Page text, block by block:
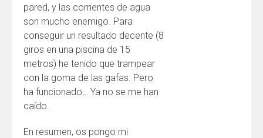
pared, y las corrientes de agua
son mucho enemigo. Para
conseguir un resultado decente (8
giros en una piscina de 15
metros) he tenido que trampear
con la goma de las gafas. Pero
ha funcionado… Ya no se me han
caído.
En resumen, os pongo mi